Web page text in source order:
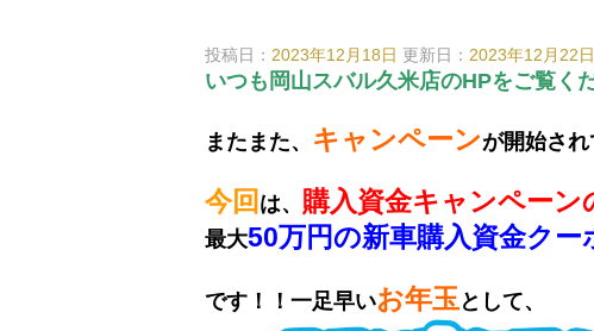
投稿日： 2023年12月18日 更新日： 2023年12月22日
いつも岡山スバル久米店のHPをご覧く
またまた、 キャンペーンが開始され
今回 は、 購入資金キャンペーン
最大50万円の新車購入資金クー
です！！ 一足早いお年玉 として、